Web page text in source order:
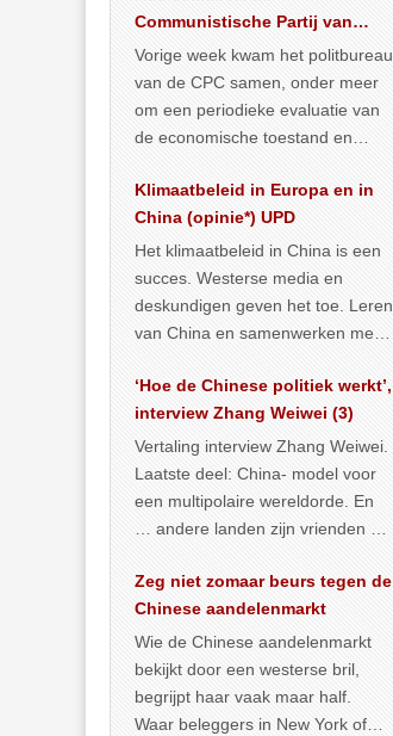
Communistische Partij van
China de economische
toestand?
Vorige week kwam het politbureau
van de CPC samen, onder meer
om een periodieke evaluatie van
de economische toestand en
publiceerden… >> lees meer
Klimaatbeleid in Europa en in
China (opinie*) UPD
Het klimaatbeleid in China is een
succes. Westerse media en
deskundigen geven het toe. Leren
van China en samenwerken met
… >> lees meer
‘Hoe de Chinese politiek werkt’,
interview Zhang Weiwei (3)
Vertaling interview Zhang Weiwei.
Laatste deel: China- model voor
een multipolaire wereldorde. En
… andere landen zijn vrienden of
Zeg niet zomaar beurs tegen de
Chinese aandelenmarkt
Wie de Chinese aandelenmarkt
bekijkt door een westerse bril,
begrijpt haar vaak maar half.
Waar beleggers in New York of